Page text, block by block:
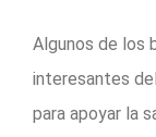
Algunos de los
interesantes
para apoyar la